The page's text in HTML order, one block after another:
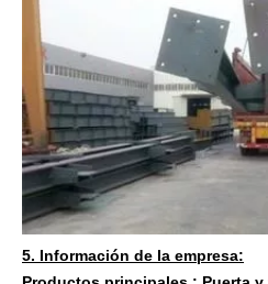
5. Información de la empresa: